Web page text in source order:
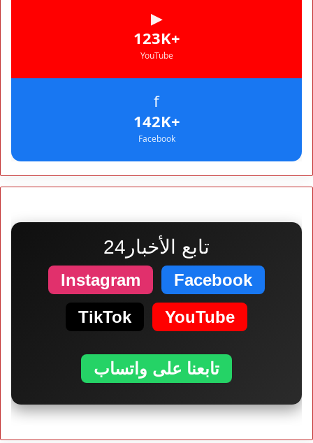
▶
+123K
YouTube
f
+142K
Facebook
تابع الأخبار24
Facebook
Instagram
YouTube
TikTok
تابعنا على واتساب